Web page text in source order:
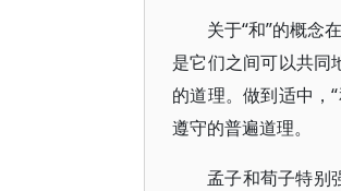
关于“和”的概念
是它们之间可以共同
的道理。做到适中，
遵守的普遍道理。
孟子和荀子特别